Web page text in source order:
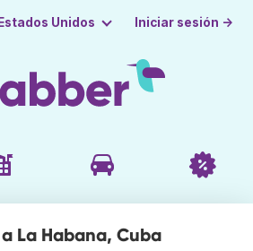
Estados Unidos Iniciar sesión →
La Habana, Cuba